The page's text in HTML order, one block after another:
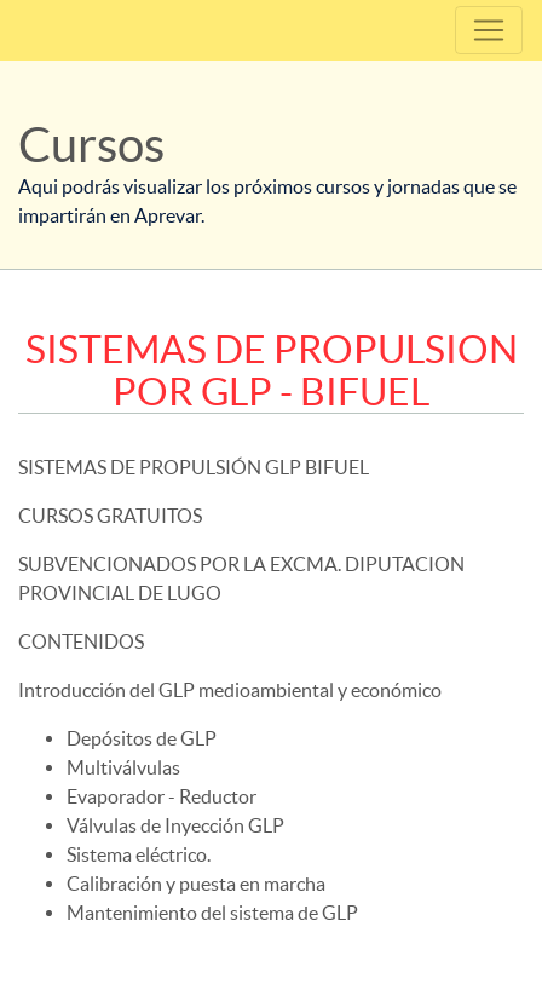
Cursos
Aqui podrás visualizar los próximos cursos y jornadas que se
impartirán en Aprevar.
SISTEMAS DE PROPULSION
POR GLP - BIFUEL
SISTEMAS DE PROPULSIÓN GLP BIFUEL
CURSOS GRATUITOS
SUBVENCIONADOS POR LA EXCMA. DIPUTACION
PROVINCIAL DE LUGO
CONTENIDOS
Introducción del GLP medioambiental y económico
Depósitos de GLP
Multiválvulas
Evaporador - Reductor
Válvulas de Inyección GLP
Sistema eléctrico.
Calibración y puesta en marcha
Mantenimiento del sistema de GLP